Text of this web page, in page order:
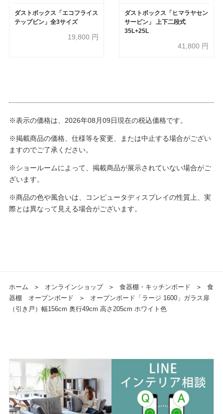
ダストボックス「エコフライス
テップビン」全3サイズ
19,800 円
ダストボックス「ヒマラヤセン
サービン」 上下二段式
35L+25L
41,800 円
※表示の価格は、2026年08月09日現在の税込価格です。
※掲載商品の価格、仕様等を変更、または中止する場合がござい
ますのでご了承ください。
※ショールームによって、掲載商品が展示されていない場合がご
ざいます。
※商品の色や風合いは、コンピュータディスプレイの性質上、実
際とは異なって見える場合がございます。
ホーム ＞ オンラインショップ ＞ 食器棚・キッチンボード ＞
食
器棚 オープンボード
＞
オープンボード「ラージ 1600」ガラス扉
（引き戸）幅156cm 奥行49cm 高さ205cm ホワイト色